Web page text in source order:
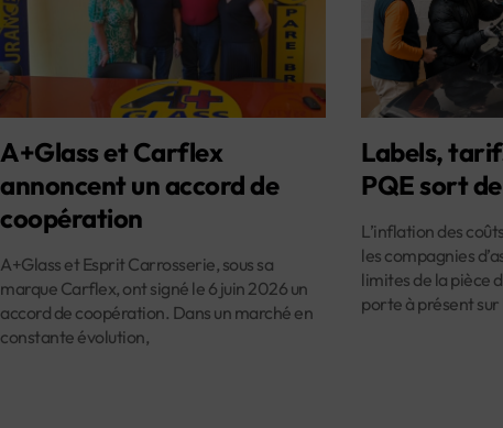
A+Glass et Carflex
annoncent un accord de
coopération
A+Glass et Esprit Carrosserie, sous sa
marque Carflex, ont signé le 6 juin 2026 un
accord de coopération. Dans un marché en
constante évolution,
Labels,
PQE sort
L’inflation des
les compagnies
limites de la pièce
porte à présent sur